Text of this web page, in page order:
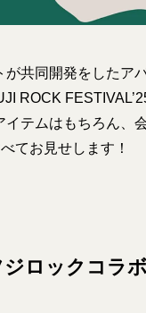
共同開発をしたア
ROCK
テムはもちろん、
てお見せします！
ロックコラボ